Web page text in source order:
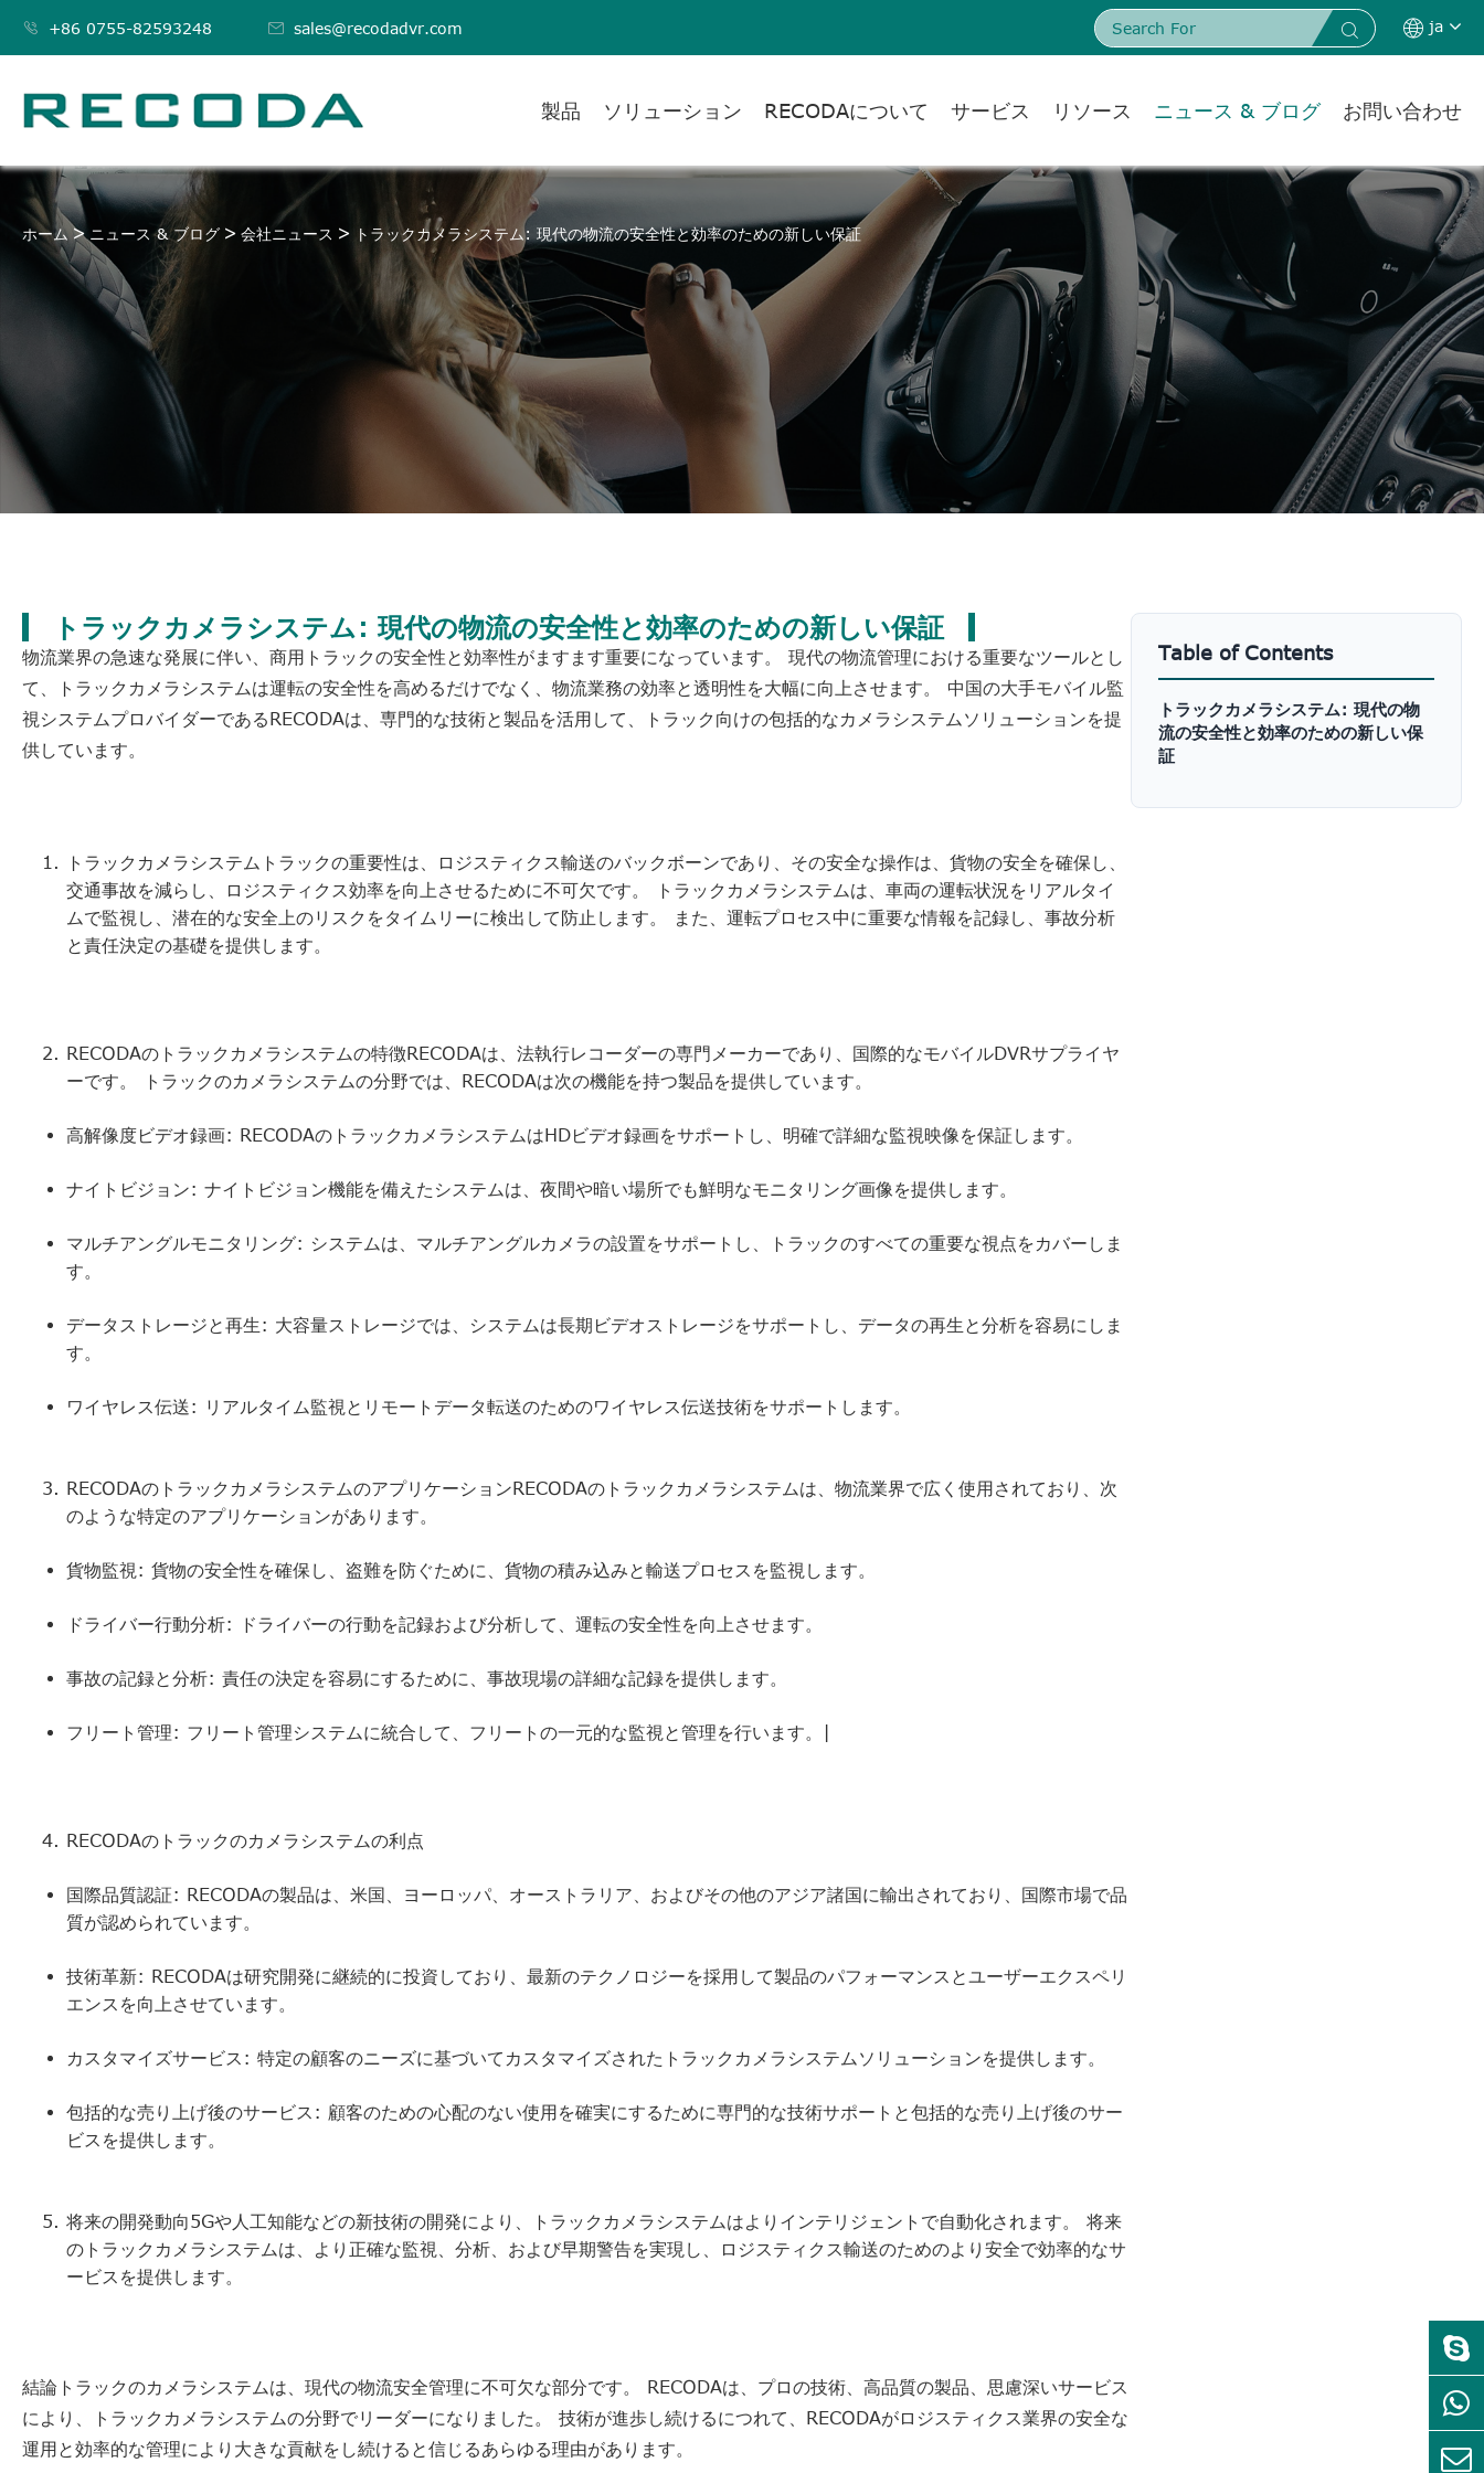
 +86 0755-82593248  sales@recodadvr.com   ja
製品 ソリューション RECODAについて サービス リソース ニュース & ブログ お問い合わせ
ホーム ニュース & ブログ 会社ニュース トラックカメラシステム: 現代の物流の安全性と効率のための新しい保証
トラックカメラシステム: 現代の物流の安全性と効率のための新しい保証
物流業界の急速な発展に伴い、商用トラックの安全性と効率性がますます重要になっています。 現代の物流管理における重要なツールとし
て、トラックカメラシステムは運転の安全性を高めるだけでなく、物流業務の効率と透明性を大幅に向上させます。 中国の大手モバイル監
視システムプロバイダーであるRECODAは、専門的な技術と製品を活用して、トラック向けの包括的なカメラシステムソリューションを提
供しています。
トラックカメラシステムトラックの重要性は、ロジスティクス輸送のバックボーンであり、その安全な操作は、貨物の安全を確保し、
交通事故を減らし、ロジスティクス効率を向上させるために不可欠です。 トラックカメラシステムは、車両の運転状況をリアルタイ
ムで監視し、潜在的な安全上のリスクをタイムリーに検出して防止します。 また、運転プロセス中に重要な情報を記録し、事故分析
と責任決定の基礎を提供します。
RECODAのトラックカメラシステムの特徴RECODAは、法執行レコーダーの専門メーカーであり、国際的なモバイルDVRサプライヤ
ーです。 トラックのカメラシステムの分野では、RECODAは次の機能を持つ製品を提供しています。
高解像度ビデオ録画: RECODAのトラックカメラシステムはHDビデオ録画をサポートし、明確で詳細な監視映像を保証します。
ナイトビジョン: ナイトビジョン機能を備えたシステムは、夜間や暗い場所でも鮮明なモニタリング画像を提供します。
マルチアングルモニタリング: システムは、マルチアングルカメラの設置をサポートし、トラックのすべての重要な視点をカバーしま
す。
データストレージと再生: 大容量ストレージでは、システムは長期ビデオストレージをサポートし、データの再生と分析を容易にしま
す。
ワイヤレス伝送: リアルタイム監視とリモートデータ転送のためのワイヤレス伝送技術をサポートします。
RECODAのトラックカメラシステムのアプリケーションRECODAのトラックカメラシステムは、物流業界で広く使用されており、次
のような特定のアプリケーションがあります。
貨物監視: 貨物の安全性を確保し、盗難を防ぐために、貨物の積み込みと輸送プロセスを監視します。
ドライバー行動分析: ドライバーの行動を記録および分析して、運転の安全性を向上させます。
事故の記録と分析: 責任の決定を容易にするために、事故現場の詳細な記録を提供します。
フリート管理: フリート管理システムに統合して、フリートの一元的な監視と管理を行います。|
RECODAのトラックのカメラシステムの利点
国際品質認証: RECODAの製品は、米国、ヨーロッパ、オーストラリア、およびその他のアジア諸国に輸出されており、国際市場で品
質が認められています。
技術革新: RECODAは研究開発に継続的に投資しており、最新のテクノロジーを採用して製品のパフォーマンスとユーザーエクスペリ
エンスを向上させています。
カスタマイズサービス: 特定の顧客のニーズに基づいてカスタマイズされたトラックカメラシステムソリューションを提供します。
包括的な売り上げ後のサービス: 顧客のための心配のない使用を確実にするために専門的な技術サポートと包括的な売り上げ後のサー
ビスを提供します。
将来の開発動向5Gや人工知能などの新技術の開発により、トラックカメラシステムはよりインテリジェントで自動化されます。 将来
のトラックカメラシステムは、より正確な監視、分析、および早期警告を実現し、ロジスティクス輸送のためのより安全で効率的なサ
ービスを提供します。
結論トラックのカメラシステムは、現代の物流安全管理に不可欠な部分です。 RECODAは、プロの技術、高品質の製品、思慮深いサービス
により、トラックカメラシステムの分野でリーダーになりました。 技術が進歩し続けるにつれて、RECODAがロジスティクス業界の安全な
運用と効率的な管理により大きな貢献をし続けると信じるあらゆる理由があります。
Table of Contents
トラックカメラシステム: 現代の物
流の安全性と効率のための新しい保
証